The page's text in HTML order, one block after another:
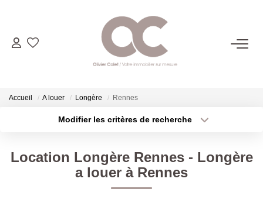
06.14.98.69.34
ACHETER
ESTIMER
Accueil A louer Longère Rennes
Modifier les critères de recherche
Type de bien
Surface min
Location Longère Rennes - Longère
a louer à Rennes